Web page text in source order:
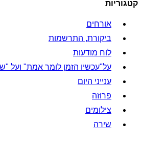
קטגוריות
אורחים
ביקורת, התרשמות
לוח מודעות
על"עכשיו הזמן לומר אמת" ועל
ענייני היום
פרוזה
צילומים
שירה